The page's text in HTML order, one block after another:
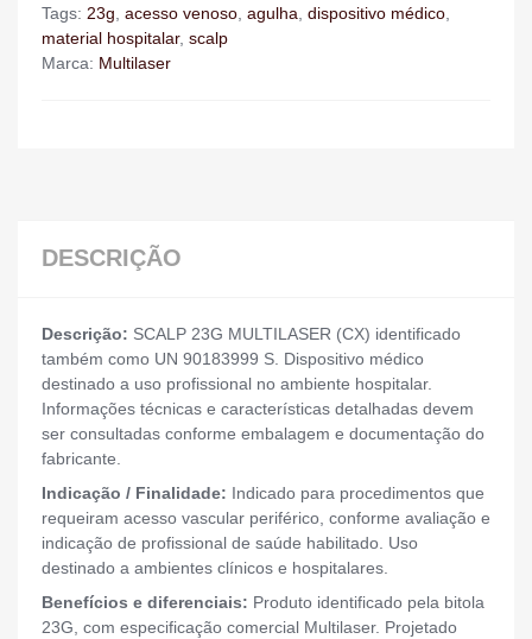
Tags: 23g, acesso venoso, agulha, dispositivo médico,
material hospitalar, scalp
Marca: Multilaser
DESCRIÇÃO
Descrição: SCALP 23G MULTILASER (CX) identificado
também como UN 90183999 S. Dispositivo médico
destinado a uso profissional no ambiente hospitalar.
Informações técnicas e características detalhadas devem
ser consultadas conforme embalagem e documentação do
fabricante.
Indicação / Finalidade: Indicado para procedimentos que
requeiram acesso vascular periférico, conforme avaliação e
indicação de profissional de saúde habilitado. Uso
destinado a ambientes clínicos e hospitalares.
Benefícios e diferenciais: Produto identificado pela bitola
23G, com especificação comercial Multilaser. Projetado